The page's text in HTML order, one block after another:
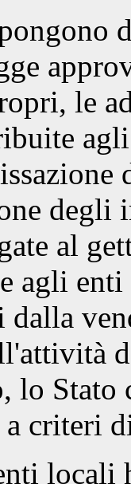
le
al
agli
lo
criteri
locali